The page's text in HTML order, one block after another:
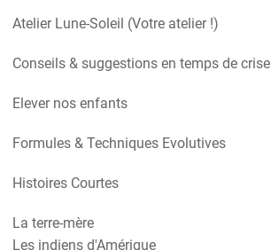
Atelier Lune-Soleil (Votre atelier !)
Conseils & suggestions en temps de crise
Elever nos enfants
Formules & Techniques Evolutives
Histoires Courtes
La terre-mère
Les indiens d'Amérique